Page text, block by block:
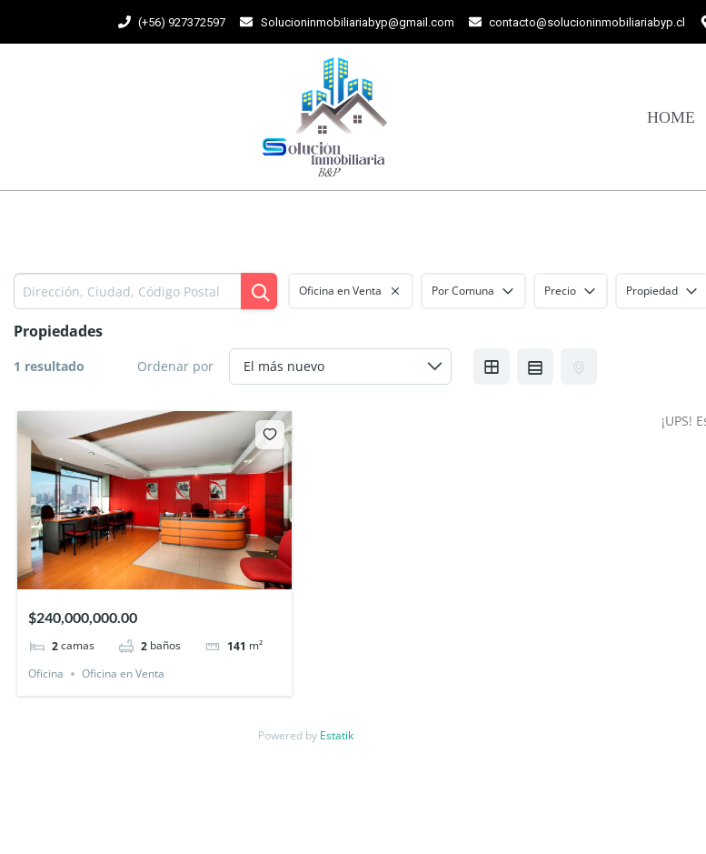
(+56) 927372597 Solucioninmobiliariabyp@gmail.com contacto@solucioninmobiliariabyp.cl
HOME
Oficina en Venta Por Comuna Precio Propiedad
Propiedades
1 resultado Ordenar por
$240,000,000.00
2camas 2 baños 141 m²
Oficina
Oficina en Venta
Powered by Estatik
¡UPS!